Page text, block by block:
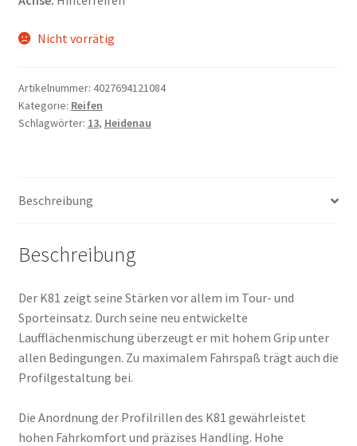
Nicht vorrätig
Artikelnummer: 4027694121084
Kategorie: Reifen
Schlagwörter: 13, Heidenau
Beschreibung
Beschreibung
Der K81 zeigt seine Stärken vor allem im Tour- und
Sporteinsatz. Durch seine neu entwickelte
Laufflächenmischung überzeugt er mit hohem Grip unter
allen Bedingungen. Zu maximalem Fahrspaß trägt auch die
Profilgestaltung bei.
Die Anordnung der Profilrillen des K81 gewährleistet
hohen Fahrkomfort und präzises Handling. Hohe